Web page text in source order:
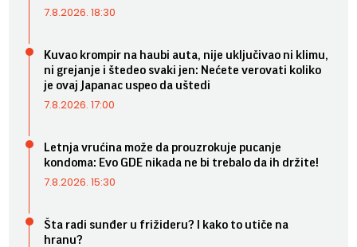
7.8.2026. 18:30
Kuvao krompir na haubi auta, nije uključivao ni klimu,
ni grejanje i štedeo svaki jen: Nećete verovati koliko
je ovaj Japanac uspeo da uštedi
7.8.2026. 17:00
Letnja vrućina može da prouzrokuje pucanje
kondoma: Evo GDE nikada ne bi trebalo da ih držite!
7.8.2026. 15:30
Šta radi sunđer u frižideru? I kako to utiče na
hranu?